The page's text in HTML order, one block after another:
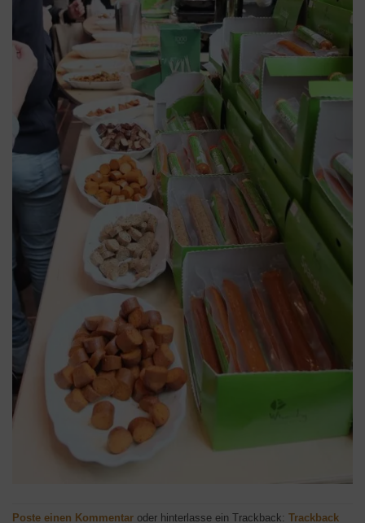
Poste einen Kommentar oder hinterlasse ein Trackback: Trackback